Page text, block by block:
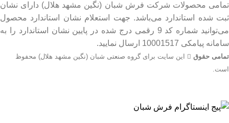
تمامی محصولات شرکت فرش شبان (نگین مشهد هلال) دارای نشان
ثبت شده استاندارد می‌باشد. جهت استعلام نشان استاندارد محصول
می‌توانید شماره کد 9 رقمی درج شده در پایین نشان استاندارد را به
سامانه پیامکی 10001517 ارسال نمایید.
تمامی حقوق
این سایت برای گروه صنعتی شبان (نگین مشهد هلال) محفوظ
است.